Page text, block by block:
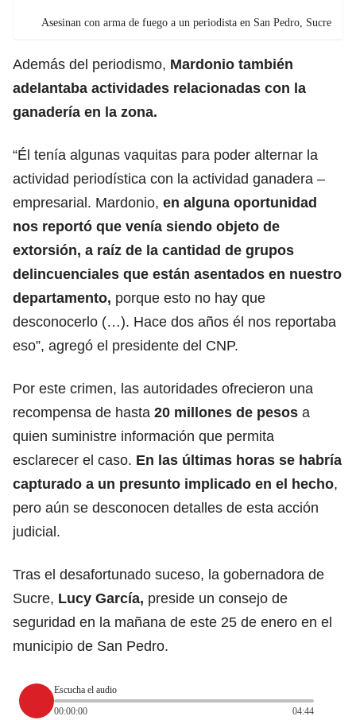
Asesinan con arma de fuego a un periodista en San Pedro, Sucre
Además del periodismo, Mardonio también
adelantaba actividades relacionadas con la
ganadería en la zona.
“Él tenía algunas vaquitas para poder alternar la
actividad periodística con la actividad ganadera –
empresarial. Mardonio, en alguna oportunidad
nos reportó que venía siendo objeto de
extorsión, a raíz de la cantidad de grupos
delincuenciales que están asentados en nuestro
departamento, porque esto no hay que
desconocerlo (…). Hace dos años él nos reportaba
eso”, agregó el presidente del CNP.
Por este crimen, las autoridades ofrecieron una
recompensa de hasta 20 millones de pesos a
quien suministre información que permita
esclarecer el caso. En las últimas horas se habría
capturado a un presunto implicado en el hecho,
pero aún se desconocen detalles de esta acción
judicial.
Tras el desafortunado suceso, la gobernadora de
Sucre, Lucy García, preside un consejo de
seguridad en la mañana de este 25 de enero en el
municipio de San Pedro.
Escucha el audio
00:00:00
04:44